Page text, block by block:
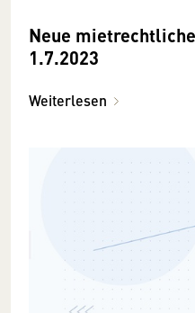
Neue
1.7.2023
Weiterlesen